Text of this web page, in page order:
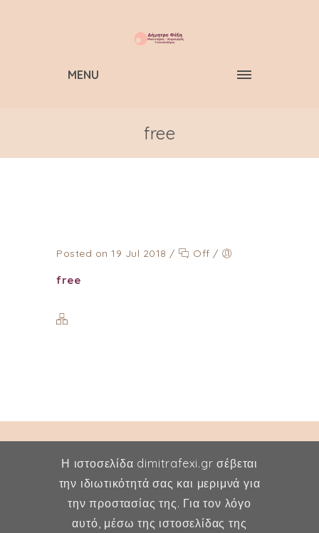
MENU
free
Posted on 19 Jul 2018 / Off /
free
Δήμητρα Φέξη
Η ιστοσελίδα dimitrafexi.gr σέβεται
την ιδιωτικότητά σας και μεριμνά για
την προστασίας της. Για τον λόγο
αυτό, μέσω της ιστοσελίδας της